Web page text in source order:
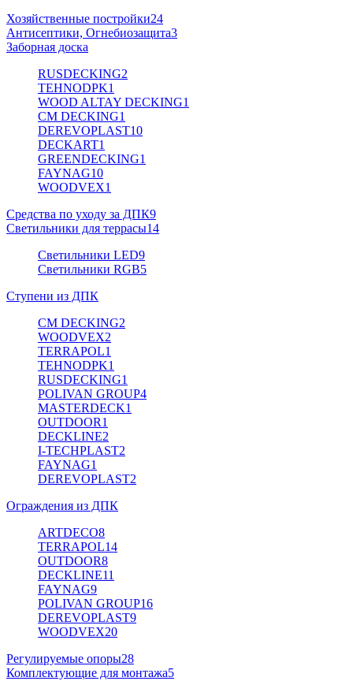
Хозяйственные постройки24
Антисептики, Огнебиозащита3
Заборная доска
RUSDECKING2
TEHNODPK1
WOOD ALTAY DECKING1
CM DECKING1
DEREVOPLAST10
DECKART1
GREENDECKING1
FAYNAG10
WOODVEX1
Средства по уходу за ДПК9
Светильники для террасы14
Светильники LED9
Светильники RGB5
Ступени из ДПК
CM DECKING2
WOODVEX2
TERRAPOL1
TEHNODPK1
RUSDECKING1
POLIVAN GROUP4
MASTERDECK1
OUTDOOR1
DECKLINE2
I-TECHPLAST2
FAYNAG1
DEREVOPLAST2
Ограждения из ДПК
ARTDECO8
TERRAPOL14
OUTDOOR8
DECKLINE11
FAYNAG9
POLIVAN GROUP16
DEREVOPLAST9
WOODVEX20
Регулируемые опоры28
Комплектующие для монтажа5